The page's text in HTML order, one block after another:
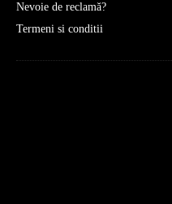
Nevoie de reclamă?
Termeni si conditii